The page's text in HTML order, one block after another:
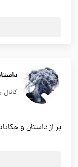
پر از داستان و